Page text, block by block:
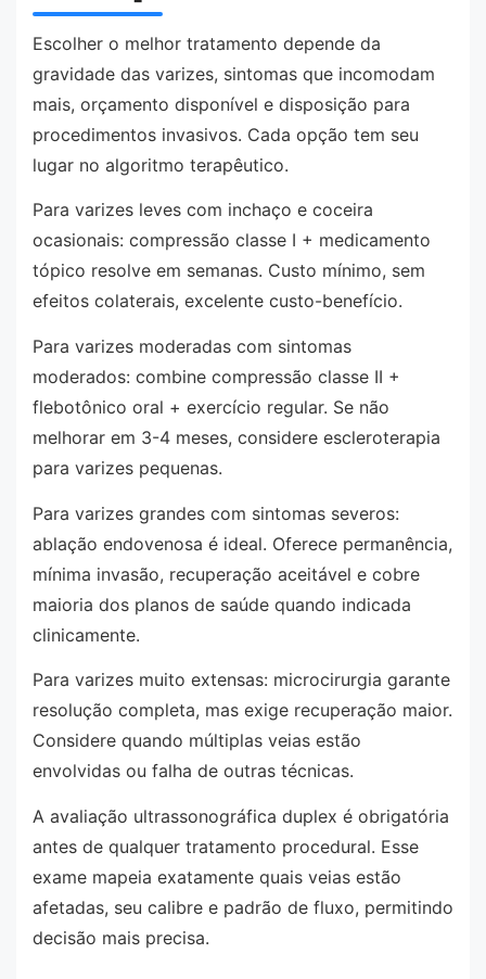
Escolher o melhor tratamento depende da
gravidade das varizes, sintomas que incomodam
mais, orçamento disponível e disposição para
procedimentos invasivos. Cada opção tem seu
lugar no algoritmo terapêutico.
Para varizes leves com inchaço e coceira
ocasionais: compressão classe I + medicamento
tópico resolve em semanas. Custo mínimo, sem
efeitos colaterais, excelente custo-benefício.
Para varizes moderadas com sintomas
moderados: combine compressão classe II +
flebotônico oral + exercício regular. Se não
melhorar em 3-4 meses, considere escleroterapia
para varizes pequenas.
Para varizes grandes com sintomas severos:
ablação endovenosa é ideal. Oferece permanência,
mínima invasão, recuperação aceitável e cobre
maioria dos planos de saúde quando indicada
clinicamente.
Para varizes muito extensas: microcirurgia garante
resolução completa, mas exige recuperação maior.
Considere quando múltiplas veias estão
envolvidas ou falha de outras técnicas.
A avaliação ultrassonográfica duplex é obrigatória
antes de qualquer tratamento procedural. Esse
exame mapeia exatamente quais veias estão
afetadas, seu calibre e padrão de fluxo, permitindo
decisão mais precisa.